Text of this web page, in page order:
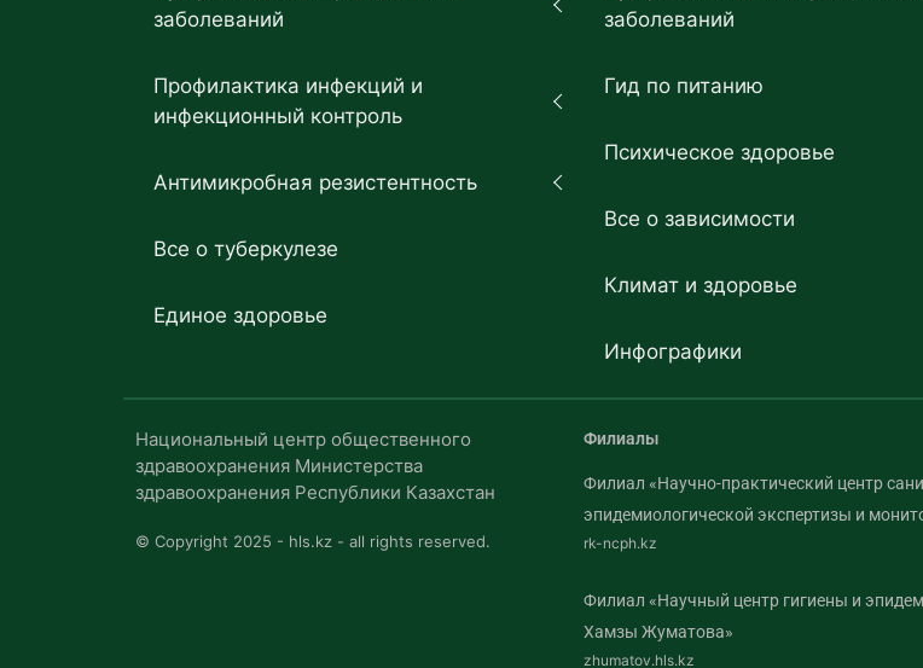
заболеваний
Профилактика инфекций и
инфекционный контроль
Антимикробная резистентность
Все о туберкулезе
Единое здоровье
заболеваний
Гид по питанию
Психическое здоровье
Все о зависимости
Климат и здоровье
Инфографики
Национальный центр общественного
здравоохранения Министерства
здравоохранения Республики Казахстан
© Copyright 2025 - hls.kz - all rights reserved.
Филиалы
Филиал «Научно-практический центр
эпидемиологической экспертизы и
rk-ncph.kz
Филиал «Научный центр гигиены и
Хамзы Жуматова»
zhumatov.hls.kz